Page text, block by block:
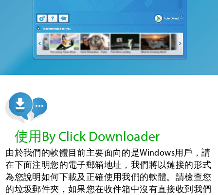
使用By Click Downloader
由於我們的軟體目前主要面向的是Windows用戶，請
在下面注明您的電子郵箱地址，我們將以鏈接的形式
為您說明如何下載及正確使用我們的軟體。請檢查您
的垃圾郵件夾，如果您在收件箱中沒有直接收到我們